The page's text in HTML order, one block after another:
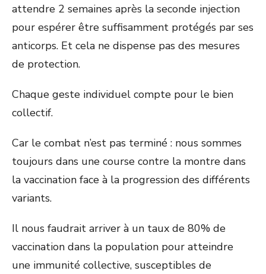
attendre 2 semaines après la seconde injection
pour espérer être suffisamment protégés par ses
anticorps. Et cela ne dispense pas des mesures
de protection.
Chaque geste individuel compte pour le bien
collectif.
Car le combat n’est pas terminé : nous sommes
toujours dans une course contre la montre dans
la vaccination face à la progression des différents
variants.
Il nous faudrait arriver à un taux de 80% de
vaccination dans la population pour atteindre
une immunité collective, susceptibles de